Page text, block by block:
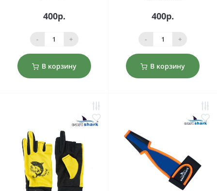
400р.
- +
В корзину
400р.
- +
В корзину